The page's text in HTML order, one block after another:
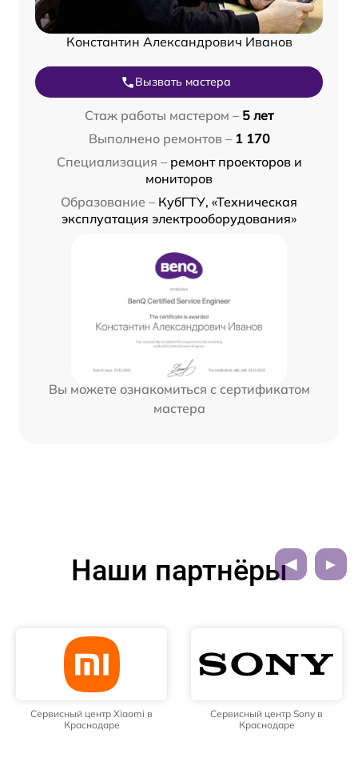
Константин Александрович Иванов
Вызвать мастера
Стаж работы мастером – 5 лет
Выполнено ремонтов – 1 170
Специализация – ремонт проекторов и
мониторов
Образование – КубГТУ, «Техническая
эксплуатация электрооборудования»
Вы можете ознакомиться с сертификатом
мастера
Наши партнёры
Сервисный центр Xiaomi в
Краснодаре
Сервисный центр Sony в
Краснодаре